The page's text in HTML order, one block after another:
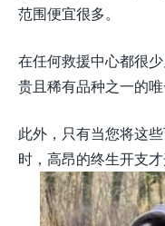
范围便宜很多。
在任何救援中心都很
贵且稀有品种之一的
此外，只有当您将这
时，高昂的终生开支才